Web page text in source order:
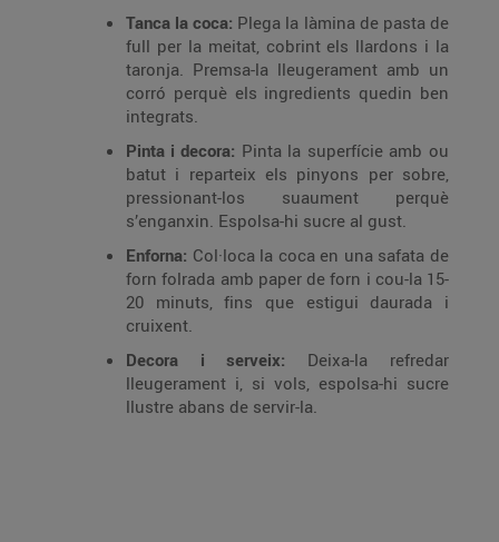
Tanca la coca: Plega la làmina de pasta de
full per la meitat, cobrint els llardons i la
taronja. Premsa-la lleugerament amb un
corró perquè els ingredients quedin ben
integrats.
Pinta i decora: Pinta la superfície amb ou
batut i reparteix els pinyons per sobre,
pressionant-los suaument perquè
s’enganxin. Espolsa-hi sucre al gust.
Enforna: Col·loca la coca en una safata de
forn folrada amb paper de forn i cou-la 15-
20 minuts, fins que estigui daurada i
cruixent.
Decora i serveix: Deixa-la refredar
lleugerament i, si vols, espolsa-hi sucre
llustre abans de servir-la.